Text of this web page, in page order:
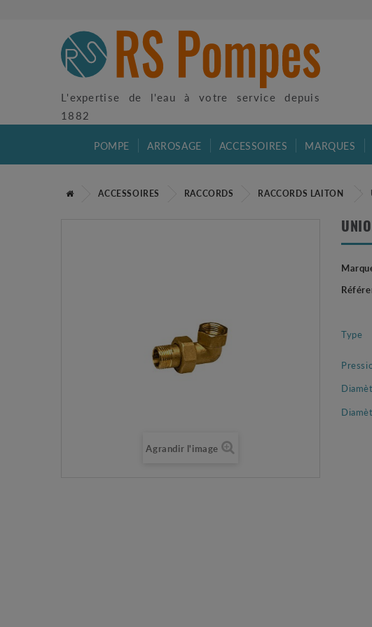
L'expertise de l'eau à votre service depuis
1882
POMPE ARROSAGE ACCESSOIRES MARQUES
ACCESSOIRES RACCORDS RACCORDS LAITON
Agrandir l'image
Type